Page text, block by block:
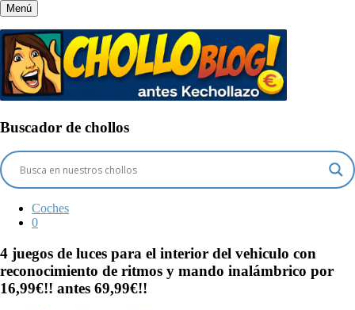
Menú
Buscador de chollos
Coches
0
4 juegos de luces para el interior del vehiculo con
reconocimiento de ritmos y mando inalámbrico por
16,99€!! antes 69,99€!!